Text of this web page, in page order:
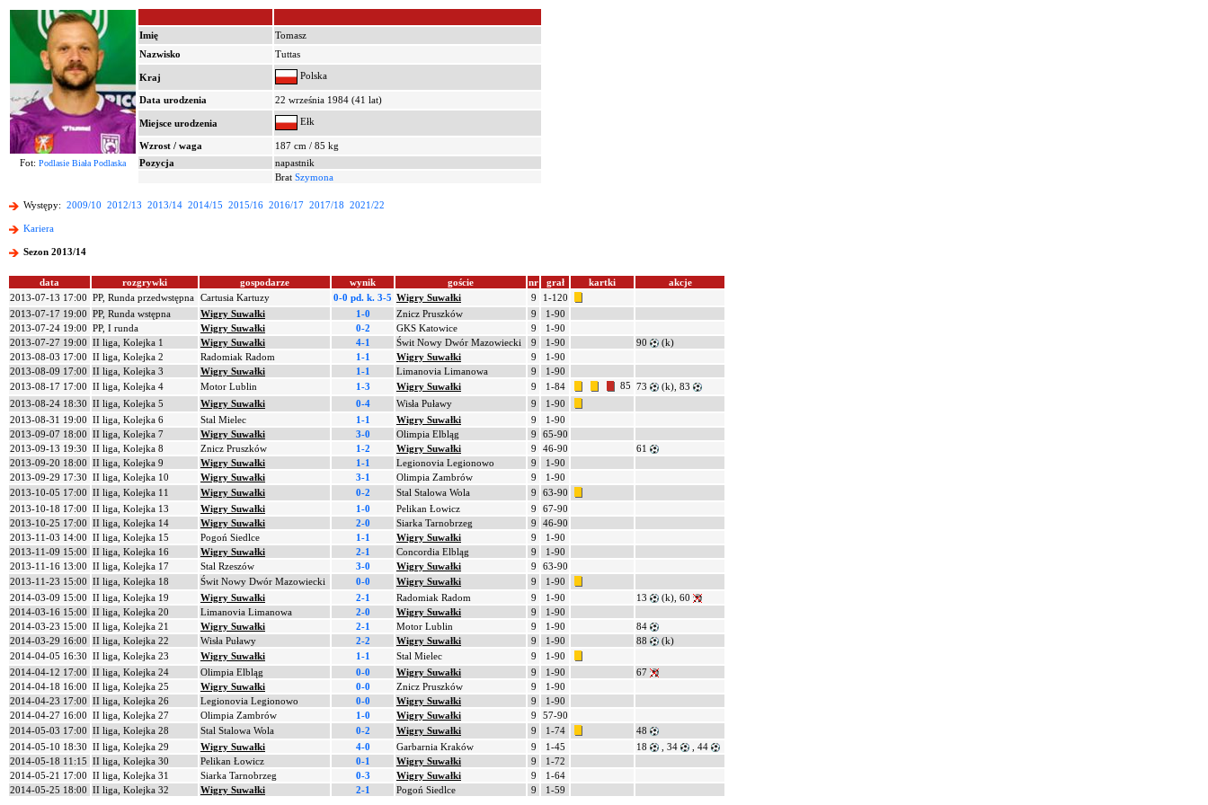
Imię
Tomasz
Nazwisko
Tuttas
Kraj Polska
Data urodzenia 22 września 1984 (41 lat)
Miejsce urodzenia Ełk
Wzrost / waga
187 cm / 85 kg
Fot: Podlasie Biała Podlaska Pozycja
napastnik
Brat Szymona
Występy: 2009/10 2012/13 2013/14 2014/15 2015/16 2016/17 2017/18 2021/22
Kariera
Sezon 2013/14
data rozgrywki gospodarze wynik goście nr grał kartki
akcje
2013-07-13 17:00 PP, Runda przedwstępna Cartusia Kartuzy 0-0 pd. k. 3-5 Wigry Suwałki 9
1-120
2013-07-17 19:00 PP, Runda wstępna Wigry Suwałki 1-0 Znicz Pruszków 9
1-90
2013-07-24 19:00 PP, I runda Wigry Suwałki 0-2 GKS Katowice 9
1-90
2013-07-27 19:00 II liga, Kolejka 1 Wigry Suwałki 4-1 Świt Nowy Dwór Mazowiecki 9 1-90 90
(k)
2013-08-03 17:00 II liga, Kolejka 2 Radomiak Radom 1-1 Wigry Suwałki 9
1-90
2013-08-09 17:00 II liga, Kolejka 3 Wigry Suwałki 1-1 Limanovia Limanowa 9
1-90
2013-08-17 17:00 II liga, Kolejka 4 Motor Lublin 1-3 Wigry Suwałki 9 1-84 85 73
(k), 83
2013-08-24 18:30 II liga, Kolejka 5 Wigry Suwałki 0-4 Wisła Puławy 9
1-90
2013-08-31 19:00 II liga, Kolejka 6 Stal Mielec 1-1 Wigry Suwałki 9
1-90
2013-09-07 18:00 II liga, Kolejka 7 Wigry Suwałki 3-0 Olimpia Elbląg 9
65-90
2013-09-13 19:30 II liga, Kolejka 8 Znicz Pruszków 1-2 Wigry Suwałki 9 46-90
61
2013-09-20 18:00 II liga, Kolejka 9 Wigry Suwałki 1-1 Legionovia Legionowo 9
1-90
2013-09-29 17:30 II liga, Kolejka 10 Wigry Suwałki 3-1 Olimpia Zambrów 9
1-90
2013-10-05 17:00 II liga, Kolejka 11 Wigry Suwałki 0-2 Stal Stalowa Wola 9
63-90
2013-10-18 17:00 II liga, Kolejka 13 Wigry Suwałki 1-0 Pelikan Łowicz 9
67-90
2013-10-25 17:00 II liga, Kolejka 14 Wigry Suwałki 2-0 Siarka Tarnobrzeg 9
46-90
2013-11-03 14:00 II liga, Kolejka 15 Pogoń Siedlce 1-1 Wigry Suwałki 9
1-90
2013-11-09 15:00 II liga, Kolejka 16 Wigry Suwałki 2-1 Concordia Elbląg 9
1-90
2013-11-16 13:00 II liga, Kolejka 17 Stal Rzeszów 3-0 Wigry Suwałki 9
63-90
2013-11-23 15:00 II liga, Kolejka 18 Świt Nowy Dwór Mazowiecki 0-0 Wigry Suwałki 9
1-90
2014-03-09 15:00 II liga, Kolejka 19 Wigry Suwałki 2-1 Radomiak Radom 9 1-90 13
(k), 60
2014-03-16 15:00 II liga, Kolejka 20 Limanovia Limanowa 2-0 Wigry Suwałki 9
1-90
2014-03-23 15:00 II liga, Kolejka 21 Wigry Suwałki 2-1 Motor Lublin 9 1-90
84
2014-03-29 16:00 II liga, Kolejka 22 Wisła Puławy 2-2 Wigry Suwałki 9 1-90 88
(k)
2014-04-05 16:30 II liga, Kolejka 23 Wigry Suwałki 1-1 Stal Mielec 9
1-90
2014-04-12 17:00 II liga, Kolejka 24 Olimpia Elbląg 0-0 Wigry Suwałki 9 1-90
67
2014-04-18 16:00 II liga, Kolejka 25 Wigry Suwałki 0-0 Znicz Pruszków 9
1-90
2014-04-23 17:00 II liga, Kolejka 26 Legionovia Legionowo 0-0 Wigry Suwałki 9
1-90
2014-04-27 16:00 II liga, Kolejka 27 Olimpia Zambrów 1-0 Wigry Suwałki 9
57-90
2014-05-03 17:00 II liga, Kolejka 28 Stal Stalowa Wola 0-2 Wigry Suwałki 9 1-74
48
2014-05-10 18:30 II liga, Kolejka 29 Wigry Suwałki 4-0 Garbarnia Kraków 9 1-45 18 , 34
, 44
2014-05-18 11:15 II liga, Kolejka 30 Pelikan Łowicz 0-1 Wigry Suwałki 9
1-72
2014-05-21 17:00 II liga, Kolejka 31 Siarka Tarnobrzeg 0-3 Wigry Suwałki 9
1-64
2014-05-25 18:00 II liga, Kolejka 32 Wigry Suwałki 2-1 Pogoń Siedlce 9 1-59